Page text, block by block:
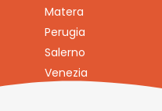
Matera
Perugia
Salerno
Venezia